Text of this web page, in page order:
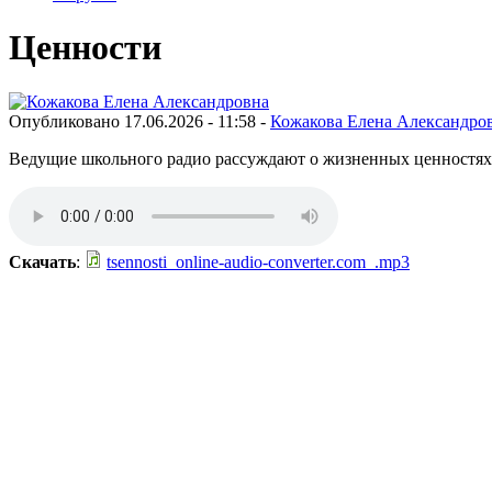
Ценности
Опубликовано 17.06.2026 - 11:58 - Кожакова Елена
Ведущие школьного радио рассуждают о жизненных
Скачать: tsennosti_online-audio-converter.com_.mp3